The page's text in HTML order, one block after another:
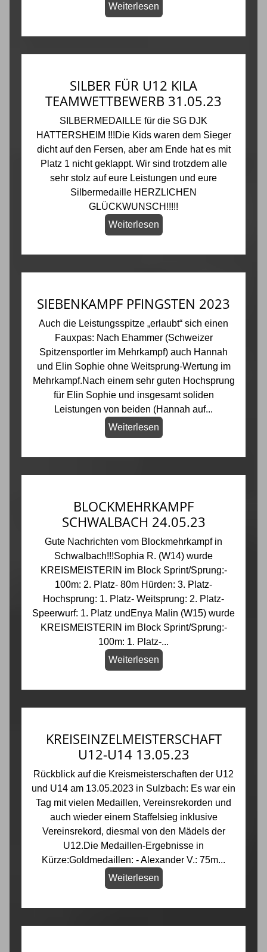
Weiterlesen
SILBER FÜR U12 KILA
TEAMWETTBEWERB 31.05.23
SILBERMEDAILLE für die SG DJK
HATTERSHEIM !!!Die Kids waren dem Sieger
dicht auf den Fersen, aber am Ende hat es mit
Platz 1 nicht geklappt. Wir sind trotzdem alle
sehr stolz auf eure Leistungen und eure
Silbermedaille HERZLICHEN
GLÜCKWUNSCH!!!!!
Weiterlesen
SIEBENKAMPF PFINGSTEN 2023
Auch die Leistungsspitze „erlaubt“ sich einen
Fauxpas: Nach Ehammer (Schweizer
Spitzensportler im Mehrkampf) auch Hannah
und Elin Sophie ohne Weitsprung-Wertung im
Mehrkampf.Nach einem sehr guten Hochsprung
für Elin Sophie und insgesamt soliden
Leistungen von beiden (Hannah auf...
Weiterlesen
BLOCKMEHRKAMPF
SCHWALBACH 24.05.23
Gute Nachrichten vom Blockmehrkampf in
Schwalbach!!!Sophia R. (W14) wurde
KREISMEISTERIN im Block Sprint/Sprung:-
100m: 2. Platz- 80m Hürden: 3. Platz-
Hochsprung: 1. Platz- Weitsprung: 2. Platz-
Speerwurf: 1. Platz undEnya Malin (W15) wurde
KREISMEISTERIN im Block Sprint/Sprung:-
100m: 1. Platz-...
Weiterlesen
KREISEINZELMEISTERSCHAFT
U12-U14 13.05.23
Rückblick auf die Kreismeisterschaften der U12
und U14 am 13.05.2023 in Sulzbach: Es war ein
Tag mit vielen Medaillen, Vereinsrekorden und
auch wieder einem Staffelsieg inklusive
Vereinsrekord, diesmal von den Mädels der
U12.Die Medaillen-Ergebnisse in
Kürze:Goldmedaillen: - Alexander V.: 75m...
Weiterlesen